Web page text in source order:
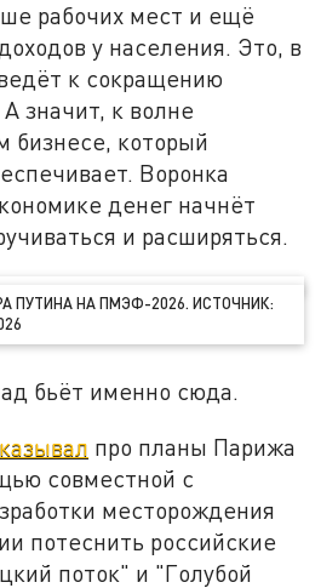
рабочих мест и ещё
у населения. Это, в
к сокращению
значит, к волне
бизнесе, который
Воронка
денег начнёт
и расширяться.
ПУТИНА НА ПМЭФ-2026. ИСТОЧНИК:
бьёт именно сюда.
про планы Парижа
совместной с
месторождения
потеснить российские
поток" и "Голубой